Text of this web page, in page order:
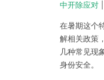
中开除应对
在暑期这个
解相关政策
几种常见现
身份安全。